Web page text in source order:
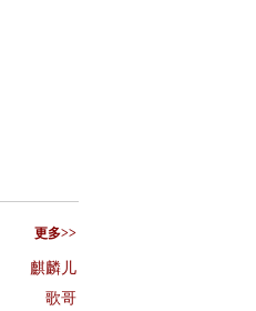
更多>>
麒麟儿
歌哥